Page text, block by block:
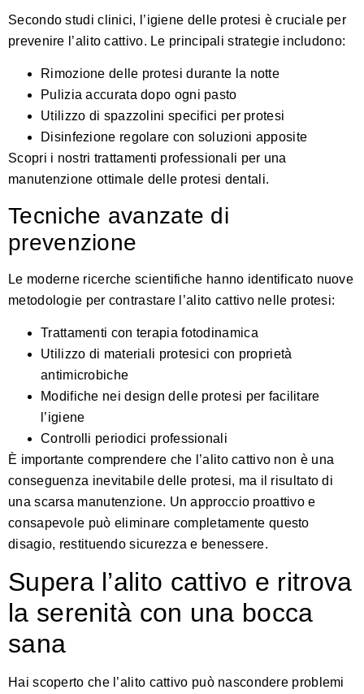
Secondostudi clinici, l’igiene delle protesi è cruciale per
prevenire l’alito cattivo. Le principali strategie includono:
Rimozione delle protesi durante la notte
Pulizia accurata dopo ogni pasto
Utilizzo di spazzolini specifici per protesi
Disinfezione regolare con soluzioni apposite
Scopri i nostri trattamenti professionali per una
manutenzione ottimale delle protesi dentali.
Tecniche avanzate di
prevenzione
Le moderne ricerche scientifiche hanno identificato nuove
metodologie per contrastare l’alito cattivo nelle protesi:
Trattamenti con terapia fotodinamica
Utilizzo di materiali protesici con proprietà
antimicrobiche
Modifiche nei design delle protesi per facilitare
l’igiene
Controlli periodici professionali
È importante comprendere che l’alito cattivo non è una
conseguenza inevitabile delle protesi, ma il risultato di
una scarsa manutenzione. Un approccio proattivo e
consapevole può eliminare completamente questo
disagio, restituendo sicurezza e benessere.
Supera l’alito cattivo e ritrova
la serenità con una bocca
sana
Hai scoperto che l’alito cattivo può nascondere problemi